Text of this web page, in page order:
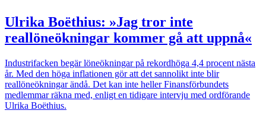
Ulrika Boëthius: »Jag tror inte
reallöneökningar kommer gå att uppnå«
Industrifacken begär löneökningar på rekordhöga 4,4 procent nästa
år. Med den höga inflationen gör att det sannolikt inte blir
reallöneökningar ändå. Det kan inte heller Finansförbundets
medlemmar räkna med, enligt en tidigare intervju med ordförande
Ulrika Boëthius.